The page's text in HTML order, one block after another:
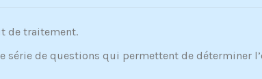
de traitement.
série de questions qui permettent de déterminer